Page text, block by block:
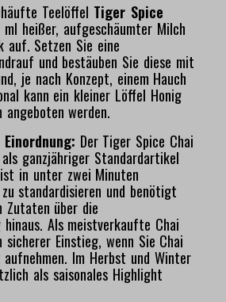
Teelöffel Tiger Spice
heißer, aufgeschäumter Milch
auf. Setzen Sie eine
und bestäuben Sie diese mit
je nach Konzept, einem Hauch
kann ein kleiner Löffel Honig
angeboten werden.
Der Tiger Spice Chai
ganzjähriger Standardartikel
in unter zwei Minuten
standardisieren und benötigt
Zutaten über die
Als meistverkaufte Chai
Einstieg, wenn Sie Chai
Im Herbst und Winter
als saisonales Highlight